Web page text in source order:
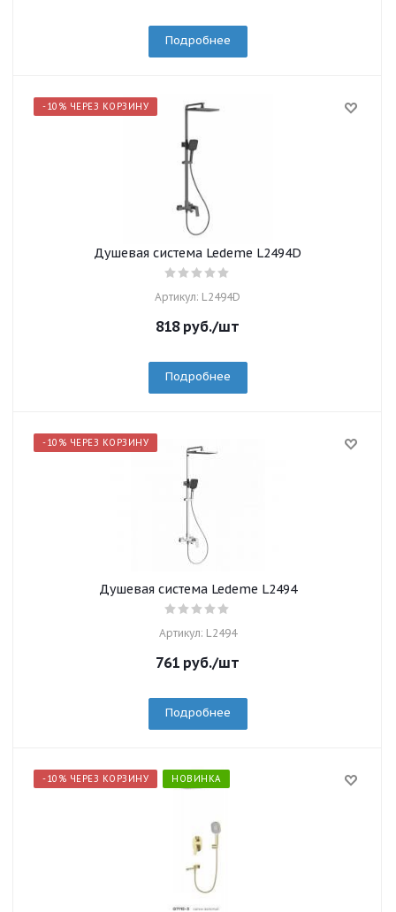
Подробнее
-10% ЧЕРЕЗ КОРЗИНУ
Душевая система Ledeme L2494D
Артикул: L2494D
818руб./шт
Подробнее
-10% ЧЕРЕЗ КОРЗИНУ
Душевая система Ledeme L2494
Артикул: L2494
761 руб./шт
Подробнее
-10% ЧЕРЕЗ КОРЗИНУ НОВИНКА